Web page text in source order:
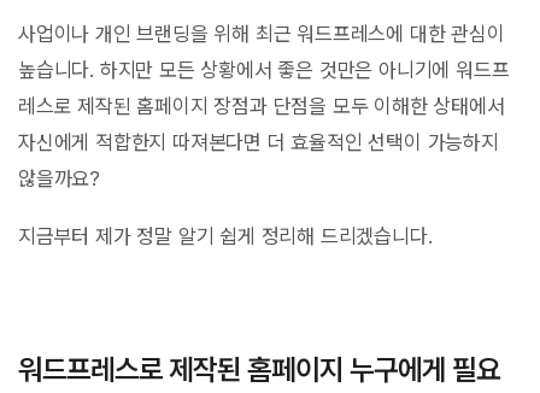
사업이나 개인 브랜딩을 위해 최근 워드프레스에 대한 관심이
높습니다. 하지만 모든 상황에서 좋은 것만은 아니기에 워드프
레스로 제작된 홈페이지 장점과 단점을 모두 이해한 상태에서
자신에게 적합한지 따져본다면 더 효율적인 선택이 가능하지
않을까요?
지금부터 제가 정말 알기 쉽게 정리해 드리겠습니다.
워드프레스로 제작된 홈페이지 누구에게 필요